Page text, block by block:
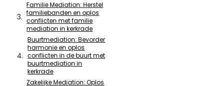
Familie Mediation: Herstel
familiebanden en oplos
conflicten met familie
mediation in kerkrade
Buurtmediation: Bevorder
harmonie en oplos
conflicten in de buurt met
buurtmediation in
kerkrade
Zakelijke Mediation: Oplos